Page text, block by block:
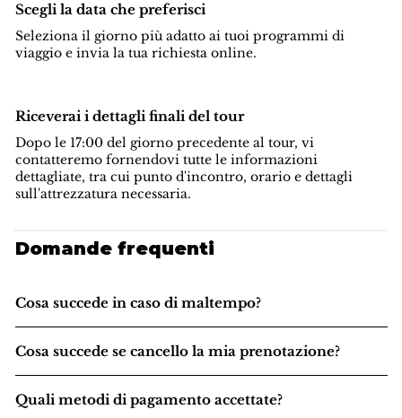
Scegli la data che preferisci
Seleziona il giorno più adatto ai tuoi programmi di
viaggio e invia la tua richiesta online.
Riceverai i dettagli finali del tour
Dopo le 17:00 del giorno precedente al tour, vi
contatteremo fornendovi tutte le informazioni
dettagliate, tra cui punto d'incontro, orario e dettagli
sull'attrezzatura necessaria.
Domande frequenti
Cosa succede in caso di maltempo?
Cosa succede se cancello la mia prenotazione?
Quali metodi di pagamento accettate?